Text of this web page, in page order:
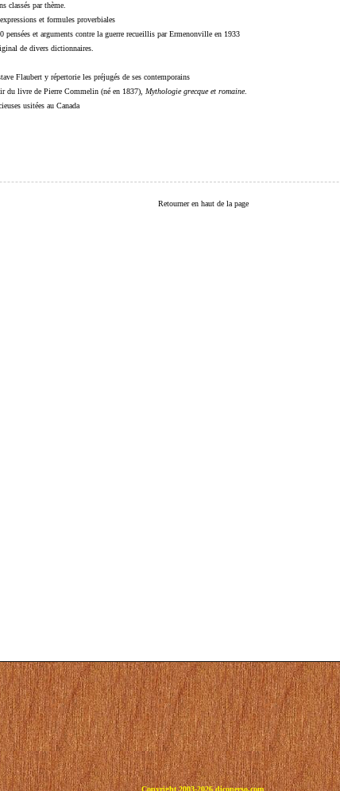
classés par thème.
et formules proverbiales
pensées et arguments contre la guerre recueillis par Ermenonville en 1933
de divers dictionnaires.
Flaubert y répertorie les préjugés de ses contemporains
du livre de Pierre Commelin (né en 1837), Mythologie grecque et romaine.
usitées au Canada
Retourner en haut de la page
Copyright 2003-2026 dicoperso.com